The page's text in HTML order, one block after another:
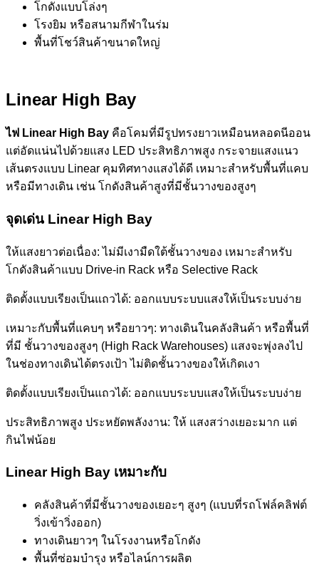
โกดังแบบโล่งๆ
โรงยิม หรือสนามกีฬาในร่ม
พื้นที่โชว์สินค้าขนาดใหญ่
Linear High Bay
ไฟ Linear High Bay คือโคมที่มีรูปทรงยาวเหมือนหลอดนีออน
แต่อัดแน่นไปด้วยแสง LED ประสิทธิภาพสูง กระจายแสงแนว
เส้นตรงแบบ Linear คุมทิศทางแสงได้ดี เหมาะสำหรับพื้นที่แคบ
หรือมีทางเดิน เช่น โกดังสินค้าสูงที่มีชั้นวางของสูงๆ
จุดเด่น Linear High Bay
ให้แสงยาวต่อเนื่อง: ไม่มีเงามืดใต้ชั้นวางของ เหมาะสำหรับ
โกดังสินค้าแบบ Drive-in Rack หรือ Selective Rack
ติดตั้งแบบเรียงเป็นแถวได้: ออกแบบระบบแสงให้เป็นระบบง่าย
เหมาะกับพื้นที่แคบๆ หรือยาวๆ: ทางเดินในคลังสินค้า หรือพื้นที่
ที่มี ชั้นวางของสูงๆ (High Rack Warehouses) แสงจะพุ่งลงไป
ในช่องทางเดินได้ตรงเป้า ไม่ติดชั้นวางของให้เกิดเงา
ติดตั้งแบบเรียงเป็นแถวได้: ออกแบบระบบแสงให้เป็นระบบง่าย
ประสิทธิภาพสูง ประหยัดพลังงาน: ให้ แสงสว่างเยอะมาก แต่
กินไฟน้อย
Linear High Bay เหมาะกับ
คลังสินค้าที่มีชั้นวางของเยอะๆ สูงๆ (แบบที่รถโฟล์คลิฟต์
วิ่งเข้าวิ่งออก)
ทางเดินยาวๆ ในโรงงานหรือโกดัง
พื้นที่ซ่อมบำรุง หรือไลน์การผลิต